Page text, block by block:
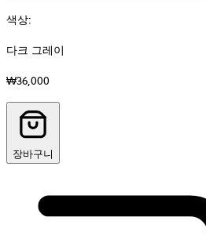
색상:
다크 그레이
₩36,000
장바구니